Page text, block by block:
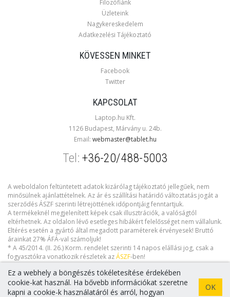
Filozófiánk
Üzleteink
Nagykereskedelem
Adatkezelési Tájékoztató
KÖVESSEN MINKET
Facebook
Twitter
KAPCSOLAT
Laptop.hu Kft.
1126 Budapest, Márvány u. 24b.
Email: webmaster@tablet.hu
Tel: +36-20/488-5003
A weboldalon feltüntetett adatok kizárólag tájékoztató jellegűek, nem
minősülnek ajánlattételnek. Az ár és szállítási határidő változtatás jogát a
szerződés ÁSZF szerinti létrejöttének időpontjáig fenntartjuk.
A termékeknél megjelenített képek csak illusztrációk, a valóságtól
eltérhetnek. Az oldalon lévő esetleges hibákért felelősséget nem vállalunk.
Eltérés esetén a gyártó által megadott paraméterek érvényesek! Bruttó
árainkat 27% ÁFÁ-val számoljuk!
* A 45/2014. (II. 26.) Korm. rendelet szerinti 14 napos elállási jog, csak a
fogyasztókra vonatkozik részletek azÁSZF-ben!
Copyright © 2026 tablet.hu. Minden jog fenntartva!
Ez a webhely a böngészés tökéletesítése érdekében
cookie-kat használ. Ha bővebb információkat szeretne
kapni a cookie-k használatáról és arról, hogyan
OK